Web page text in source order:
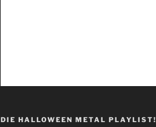
DIE HALLOWEEN METAL PLAYLIST!